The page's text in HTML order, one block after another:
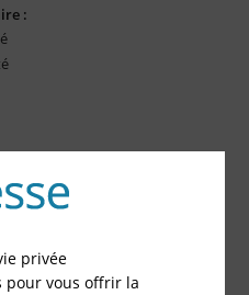
:
privée
pour vous offrir la